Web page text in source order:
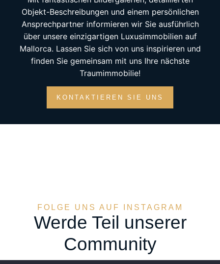
Objekt-Beschreibungen und einem persönlichen
Ansprechpartner informieren wir Sie ausführlich
über unsere einzigartigen Luxusimmobilien auf
Mallorca. Lassen Sie sich von uns inspirieren und
finden Sie gemeinsam mit uns Ihre nächste
Traumimmobilie!
KONTAKTIEREN SIE UNS
FOLGE UNS AUF INSTAGRAM
Werde Teil unserer
Community